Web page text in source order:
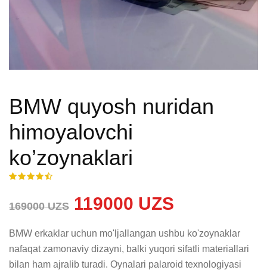
BMW quyosh nuridan
himoyalovchi
ko’zoynaklari
169000 UZS 119000 UZS
BMW erkaklar uchun mo'ljallangan ushbu ko'zoynaklar
nafaqat zamonaviy dizayni, balki yuqori sifatli materiallari
bilan ham ajralib turadi. Oynalari palaroid texnologiyasi